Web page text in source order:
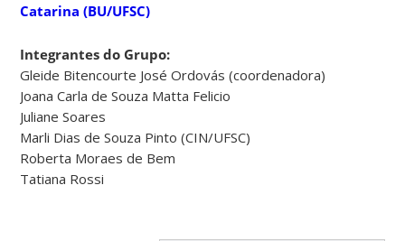
Catarina (BU/UFSC)
Integrantes do Grupo:
Gleide Bitencourte José Ordovás (coordenadora)
Joana Carla de Souza Matta Felicio
Juliane Soares
Marli Dias de Souza Pinto (CIN/UFSC)
Roberta Moraes de Bem
Tatiana Rossi